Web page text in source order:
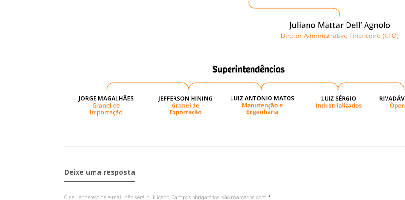
Deixe uma resposta
O seu endereço de e-mail não será publicado. Campos obrigatórios são marcados com *